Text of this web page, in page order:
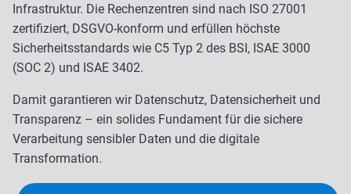
Infrastruktur. Die Rechenzentren sind nach ISO 27001
zertifiziert, DSGVO-konform und erfüllen höchste
Sicherheitsstandards wie C5 Typ 2 des BSI, ISAE 3000
(SOC 2) und ISAE 3402.
Damit garantieren wir Datenschutz, Datensicherheit und
Transparenz – ein solides Fundament für die sichere
Verarbeitung sensibler Daten und die digitale
Transformation.